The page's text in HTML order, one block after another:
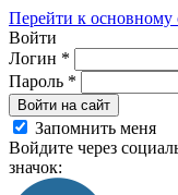
Перейти к
Войти
Логин *
Пароль *
Войти на сайт
Запомнить меня
Войдите через
значок: